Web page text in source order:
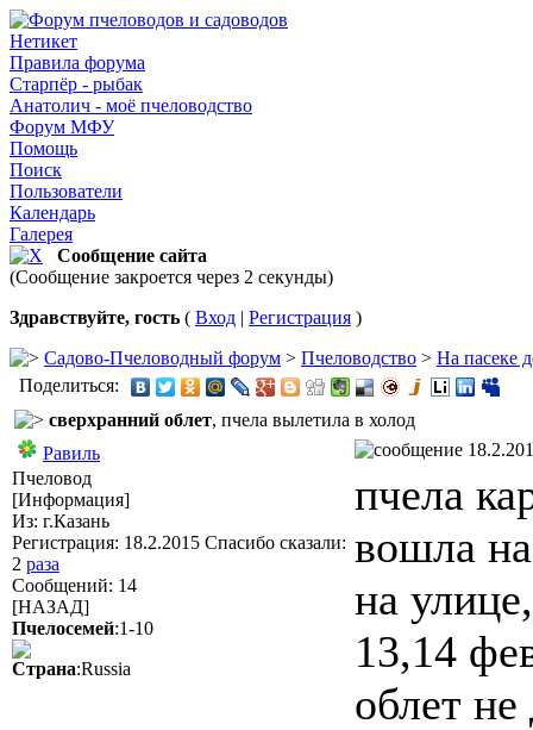
Нетикет
Правила форума
Старпёр - рыбак
Анатолич - моё пчеловодство
Форум МФУ
Помощь
Поиск
Пользователи
Календарь
Галерея
Сообщение сайта
(Сообщение закроется через 2 секунды)
Здравствуйте, гость ( Вход | Регистрация )
Садово-Пчеловодный форум > Пчеловодство > На пасеке
Поделиться:
сверхранний облет, пчела вылетила в холод
Равиль
Пчеловод
[Информация]
Из: г.Казань
Регистрация: 18.2.2015 Спасибо сказали:
2 раза
Сообщений: 14
[НАЗАД]
Пчелосемей:1-10
Страна:Russia
пчела
вошла
на
13,14
облет